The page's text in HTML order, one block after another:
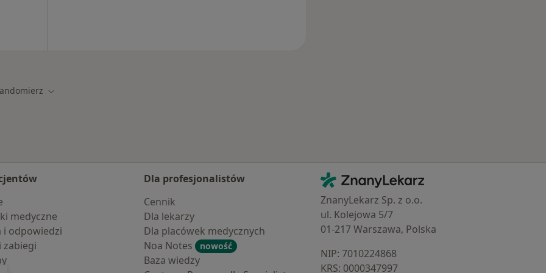
miasto Zmień miasto
medyczne
i odpowiedzi
zabiegi
Dla profesjonalistów
Cennik
Dla lekarzy
Dla placówek medycznych
Noa Notes
nowość
Baza wiedzy
Kontakt
ZnanyLekarz - Strona główna
ZnanyLekarz Sp. z o.o.
ul. Kolejowa 5/7
01-217 Warszawa, Polska
NIP: ⁠7010224868
KRS: ⁠0000347997